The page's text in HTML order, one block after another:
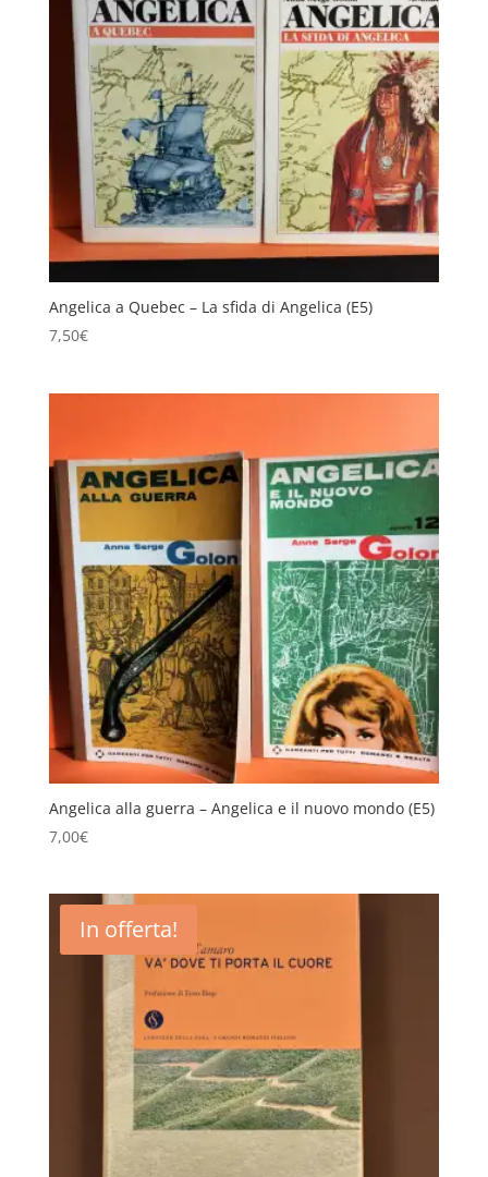
Angelica a Quebec – La sfida di Angelica (E5)
7,50€
Angelica alla guerra – Angelica e il nuovo mondo (E5)
7,00€
In offerta!